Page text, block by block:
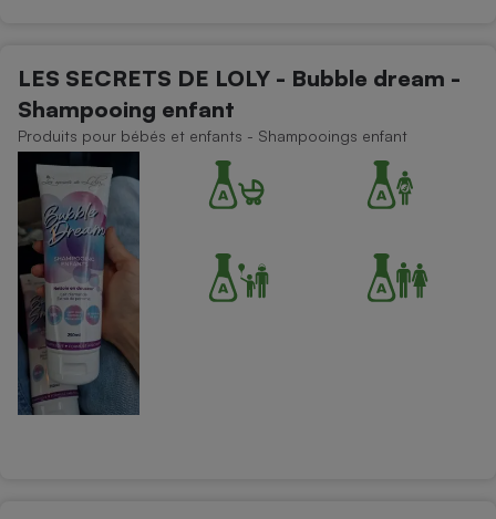
LES SECRETS DE LOLY - Bubble dream -
Shampooing enfant
Produits pour bébés et enfants - Shampooings enfant